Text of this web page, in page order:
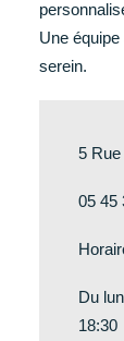
Une
serein.
5
05 45
Du
18:30